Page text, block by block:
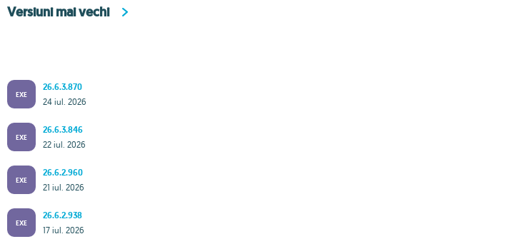
Versiuni mai vechi
EXE
26.6.3.870
24 iul. 2026
EXE
26.6.3.846
22 iul. 2026
EXE
26.6.2.960
21 iul. 2026
EXE
26.6.2.938
17 iul. 2026